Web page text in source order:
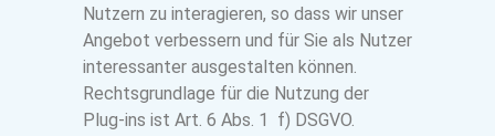
Nutzern zu interagieren, so dass wir unser
Angebot verbessern und für Sie als Nutzer
interessanter ausgestalten können.
Rechtsgrundlage für die Nutzung der
Plug-ins ist Art. 6 Abs. 1 f) DSGVO.